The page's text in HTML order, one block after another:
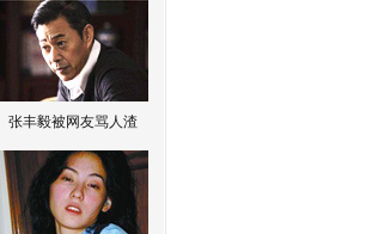
张丰毅被网友骂人渣